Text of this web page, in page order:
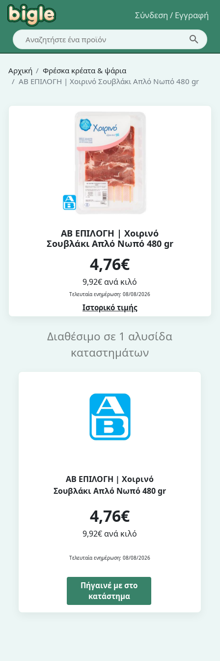
Σύνδεση / Εγγραφή
Αρχική
Φρέσκα κρέατα & ψάρια
ΑΒ ΕΠΙΛΟΓΗ | Χοιρινό Σουβλάκι Απλό Νωπό 480 gr
ΑΒ ΕΠΙΛΟΓΗ | Χοιρινό
Σουβλάκι Απλό Νωπό 480 gr
4,76€
9,92€ ανά κιλό
Τελευταία ενημέρωση: 08/08/2026
Ιστορικό τιμής
Διαθέσιμο σε 1 αλυσίδα
καταστημάτων
ΑΒ ΕΠΙΛΟΓΗ | Χοιρινό
Σουβλάκι Απλό Νωπό 480 gr
4,76€
9,92€ ανά κιλό
Τελευταία ενημέρωση: 08/08/2026
Πήγαινέ με στο
κατάστημα